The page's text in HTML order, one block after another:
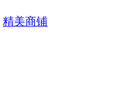
精美商铺